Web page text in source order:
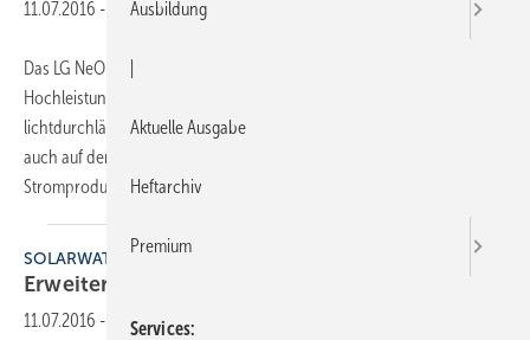
11.07.2016 -
Das LG NeON 2 BiFacial von LG Electronics basiert auf dem
Hochleistungsmodul NeON 2. Zentrale Neuerung ist die
lichtdurchlässige Folie auf der Rückseite. Einfallendes Licht kann nun
auch auf der Modulrückseite eingefangen werden und so zur
Stromproduktion beitragen. Durch diesen
SOLARWATT
Erweiterung durch höhere Eingangsspannung
11.07.2016 -
Ausbildung
Aktuelle Ausgabe
Heftarchiv
Premium
Services